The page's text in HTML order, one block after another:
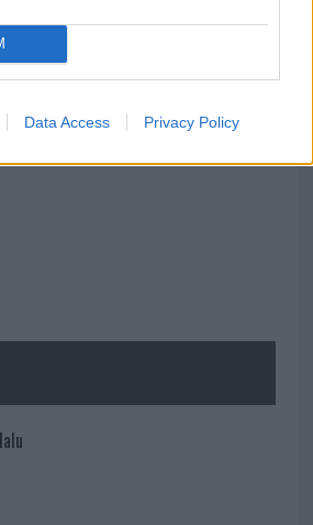
Data Access Privacy Policy
la classifica delle mete più